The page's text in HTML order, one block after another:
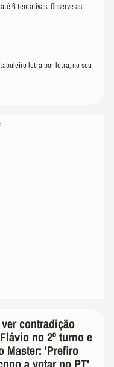
6 tentativas. Observe as
letra por letra, no seu
contradição
no 2º turno e
Master: 'Prefiro
a votar no PT'